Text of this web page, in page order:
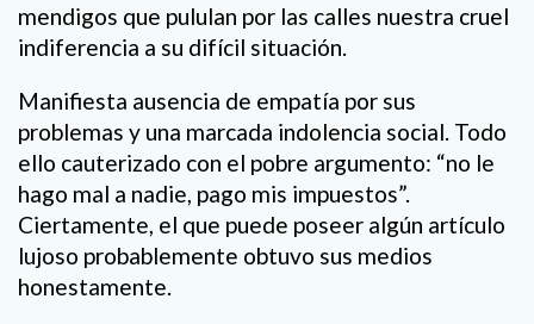
mendigos que pululan por las calles nuestra cruel
indiferencia a su difícil situación.
Manifiesta ausencia de empatía por sus
problemas y una marcada indolencia social. Todo
ello cauterizado con el pobre argumento: “no le
hago mal a nadie, pago mis impuestos”.
Ciertamente, el que puede poseer algún artículo
lujoso probablemente obtuvo sus medios
honestamente.